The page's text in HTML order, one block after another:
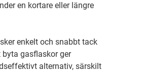
en kortare eller längre
enkelt och snabbt tack
gasflaskor ger
alternativ, särskilt